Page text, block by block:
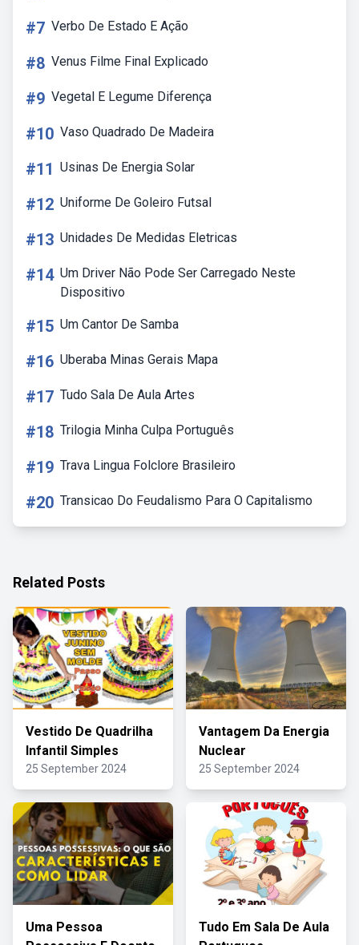
#7 Verbo De Estado E Ação
#8 Venus Filme Final Explicado
#9 Vegetal E Legume Diferença
#10 Vaso Quadrado De Madeira
#11 Usinas De Energia Solar
#12 Uniforme De Goleiro Futsal
#13 Unidades De Medidas Eletricas
#14 Um Driver Não Pode Ser Carregado Neste
Dispositivo
#15 Um Cantor De Samba
#16 Uberaba Minas Gerais Mapa
#17 Tudo Sala De Aula Artes
#18 Trilogia Minha Culpa Português
#19 Trava Lingua Folclore Brasileiro
#20 Transicao Do Feudalismo Para O Capitalismo
Related Posts
Vestido De Quadrilha
Infantil Simples
25 September 2024
Vantagem Da Energia
Nuclear
25 September 2024
Uma Pessoa
Tudo Em Sala De Aula